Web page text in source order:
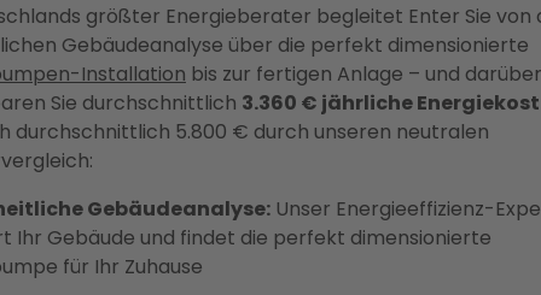
größter Energieberater begleitet Enter Sie von
Gebäudeanalyse über die perfekt dimensionierte
Installation bis zur fertigen Anlage – und
Sie durchschnittlich 3.360 € jährliche
durchschnittlich 5.800 € durch unseren neutralen
Gebäudeanalyse: Unser Energieeffizienz-
Ihr Gebäude und findet die perfekt dimensionierte
für Ihr Zuhause